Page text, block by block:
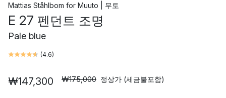
Mattias Ståhlbom for Muuto | 무토
E 27 펜던트 조명
Pale blue
(4.6)
₩147,300 ₩175,000 정상가 (세금불포함)